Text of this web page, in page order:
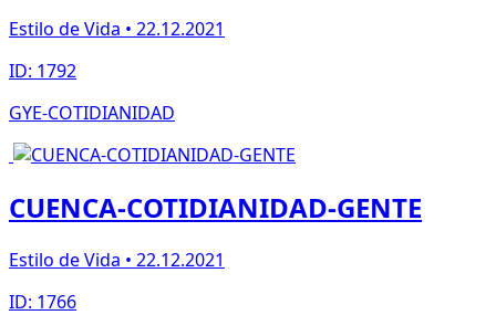
Estilo de Vida • 22.12.2021
ID: 1792
GYE-COTIDIANIDAD
CUENCA-COTIDIANIDAD-GENTE
Estilo de Vida • 22.12.2021
ID: 1766